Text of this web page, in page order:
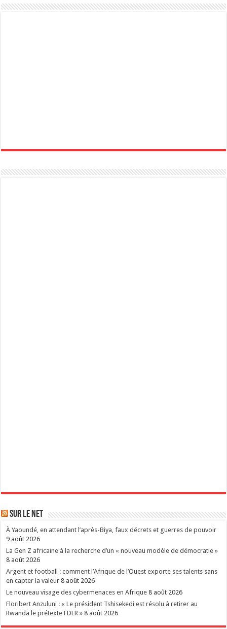
Sur le Net
À Yaoundé, en attendant l’après-Biya, faux décrets et guerres de pouvoir
9 août 2026
La Gen Z africaine à la recherche d’un « nouveau modèle de démocratie »
8 août 2026
Argent et football : comment l’Afrique de l’Ouest exporte ses talents sans
en capter la valeur 8 août 2026
Le nouveau visage des cybermenaces en Afrique 8 août 2026
Floribert Anzuluni : « Le président Tshisekedi est résolu à retirer au
Rwanda le prétexte FDLR » 8 août 2026